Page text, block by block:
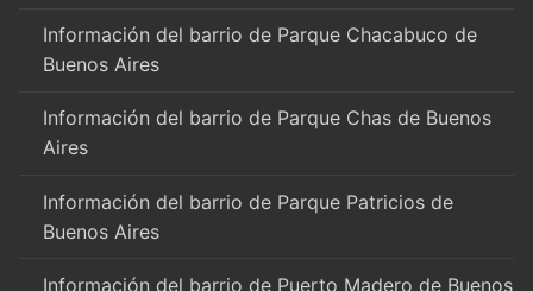
Información del barrio de Parque Chacabuco de
Buenos Aires
Información del barrio de Parque Chas de Buenos
Aires
Información del barrio de Parque Patricios de
Buenos Aires
Información del barrio de Puerto Madero de Buenos